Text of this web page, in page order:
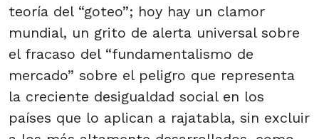
teoría del “goteo”; hoy hay un clamor
mundial, un grito de alerta universal sobre
el fracaso del “fundamentalismo de
mercado” sobre el peligro que representa
la creciente desigualdad social en los
países que lo aplican a rajatabla, sin excluir